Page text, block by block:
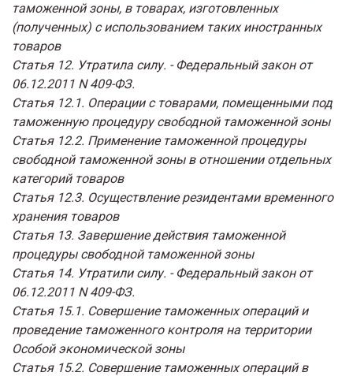
таможенной зоны, в товарах, изготовленных
(полученных) с использованием таких иностранных
товаров
Статья 12. Утратила силу. - Федеральный закон от
06.12.2011 N 409-ФЗ.
Статья 12.1. Операции с товарами, помещенными под
таможенную процедуру свободной таможенной зоны
Статья 12.2. Применение таможенной процедуры
свободной таможенной зоны в отношении отдельных
категорий товаров
Статья 12.3. Осуществление резидентами временного
хранения товаров
Статья 13. Завершение действия таможенной
процедуры свободной таможенной зоны
Статья 14. Утратили силу. - Федеральный закон от
06.12.2011 N 409-ФЗ.
Статья 15.1. Совершение таможенных операций и
проведение таможенного контроля на территории
Особой экономической зоны
Статья 15.2. Совершение таможенных операций в